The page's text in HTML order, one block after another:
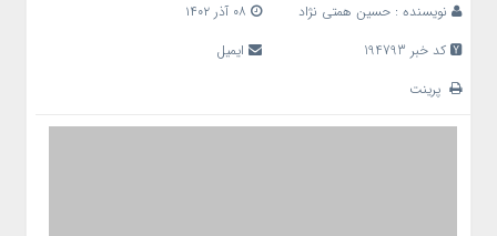
نویسنده : حسین همتی نژاد
کد خبر 194793
ایمیل
پرینت